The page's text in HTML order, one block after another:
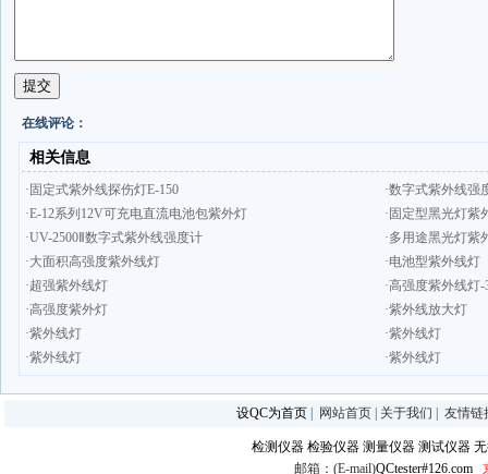
在线评论：
相关信息
·固定式紫外线探伤灯E-150
·数字式紫外线强
·E-12系列12V可充电直流电池包紫外灯
·固定型黑光灯紫
·UV-2500Ⅱ数字式紫外线强度计
·多用途黑光灯紫
·大面积高强度紫外线灯
·电池型紫外线灯
·超强紫外线灯
·高强度紫外线灯
·高强度紫外灯
·紫外线放大灯
·紫外线灯
·紫外线灯
·紫外线灯
·紫外线灯
设QC为首页 网站首页 关于我们 友情链
检测仪器 检验仪器 测量仪器 测试仪器
邮箱：(E-mail)QCtester#126.com